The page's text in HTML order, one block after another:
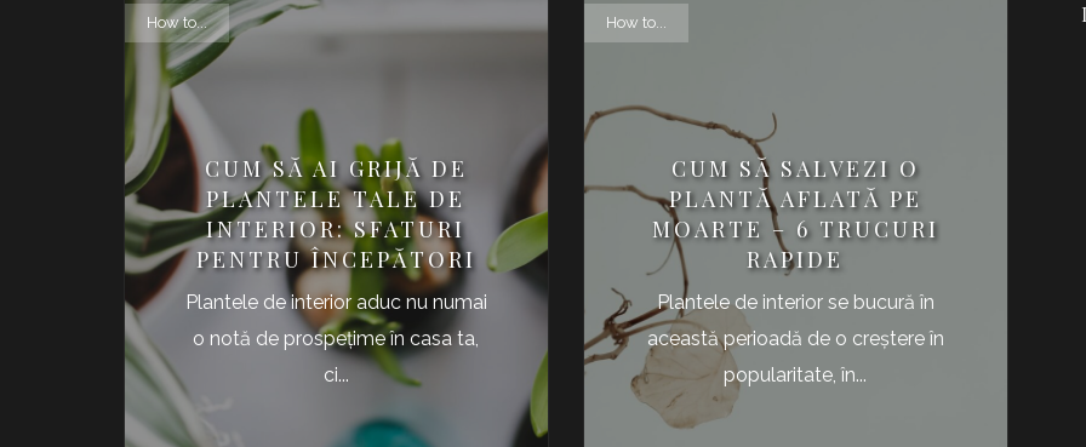
How to...
CUM SĂ AI GRIJĂ DE
PLANTELE TALE DE
INTERIOR: SFATURI
PENTRU ÎNCEPĂTORI
Plantele de interior aduc nu numai
o notă de prospețime în casa ta,
ci...
How to...
CUM SĂ SALVEZI O
PLANTĂ AFLATĂ PE
MOARTE – 6 TRUCURI
RAPIDE
Plantele de interior se bucură în
această perioadă de o creștere în
popularitate, în...